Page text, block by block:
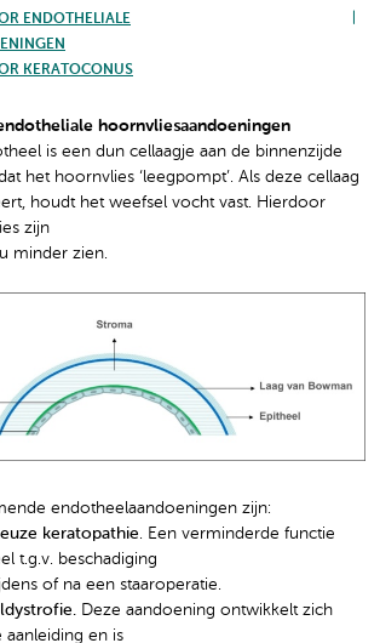
ENDOTHELIALE
KERATOCONUS
hoornvliesaandoeningen
is een dun cellaagje aan de binnenzijde
het hoornvlies ‘leegpompt’. Als deze cellaag
houdt het weefsel vocht vast. Hierdoor
zijn
minder zien.
endotheelaandoeningen zijn:
keratopathie. Een verminderde functie
t.g.v. beschadiging
of na een staaroperatie.
Deze aandoening ontwikkelt zich
en is